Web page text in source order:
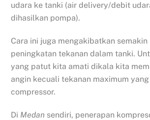
udara ke tanki (air delivery/debit
dihasilkan pompa).
Cara ini juga mengakibatkan semakin
peningkatan tekanan dalam tanki.
yang patut kita amati dikala kita
angin kecuali tekanan maximum
compressor.
Di Medan sendiri, penerapan